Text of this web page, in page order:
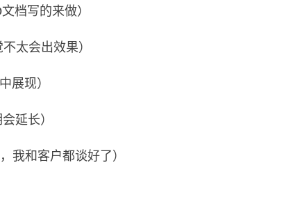
档写的来做）
太会出效果）
展现）
延长）
我和客户都谈好了）